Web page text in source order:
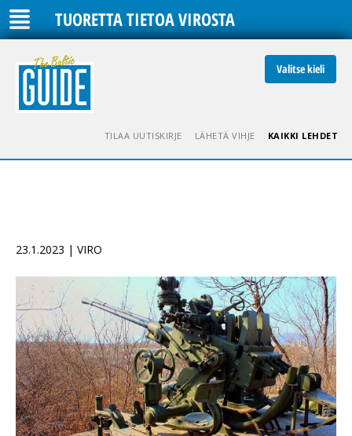
TUORETTA TIETOA VIROSTA
Valitse kieli
TILAA UUTISKIRJE LÄHETÄ VIHJE KAIKKI LEHDET
23.1.2023 | VIRO